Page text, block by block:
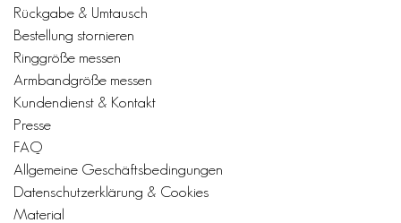
Rückgabe & Umtausch
Bestellung stornieren
Ringgröße messen
Armbandgröße messen
Kundendienst & Kontakt
Presse
FAQ
Allgemeine Geschäftsbedingungen
Datenschutzerklärung & Cookies
Material